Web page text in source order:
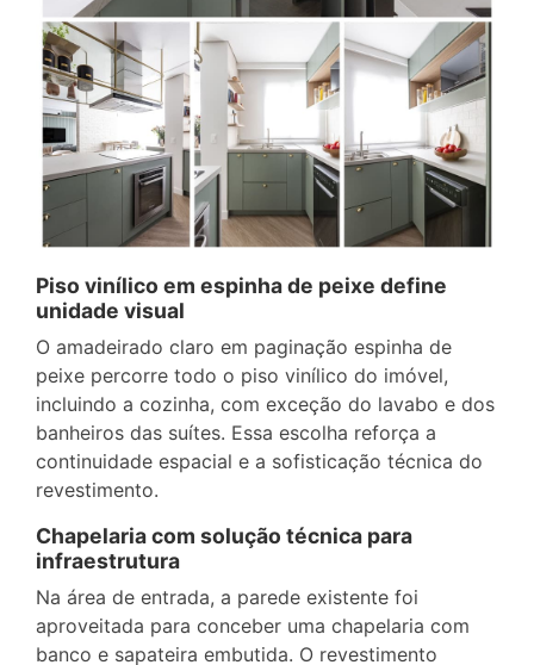
Piso vinílico em espinha de peixe define
unidade visual
O amadeirado claro em paginação espinha de
peixe percorre todo o piso vinílico do imóvel,
incluindo a cozinha, com exceção do lavabo e dos
banheiros das suítes. Essa escolha reforça a
continuidade espacial e a sofisticação técnica do
revestimento.
Chapelaria com solução técnica para
infraestrutura
Na área de entrada, a parede existente foi
aproveitada para conceber uma chapelaria com
banco e sapateira embutida. O revestimento